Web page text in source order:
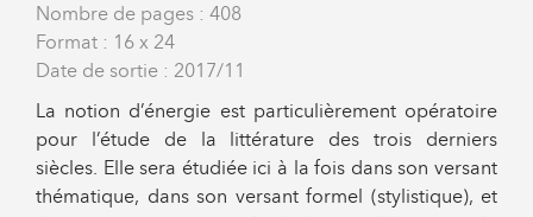
Nombre de pages : 408
Format : 16 x 24
Date de sortie : 2017/11
La notion d’énergie est particulièrement opératoire
pour l’étude de la littérature des trois derniers
siècles. Elle sera étudiée ici à la fois dans son versant
thématique, dans son versant formel (stylistique), et